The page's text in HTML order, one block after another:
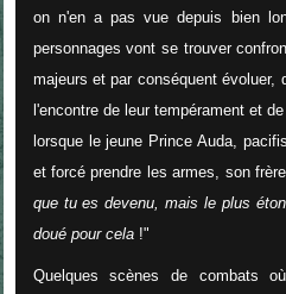
on n'en a pas vue depuis bien
personnages vont se trouver
majeurs et par conséquent évoluer,
l'encontre de leur tempérament et
lorsque le jeune Prince Auda,
et forcé prendre les armes, son
que tu es devenu, mais le plus
doué pour cela!"
Quelques scènes de combats